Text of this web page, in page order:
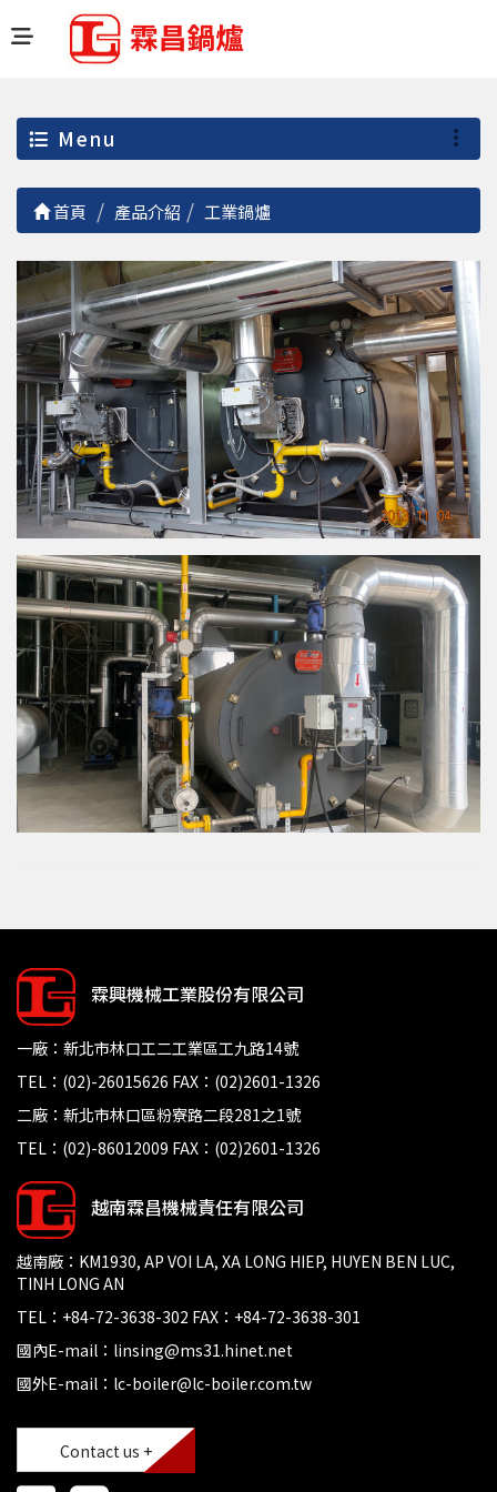
Menu
首頁 產品介紹 工業鍋爐
霖興機械工業股份有限公司
一廠：新北市林口工二工業區工九路14號
TEL：(02)-26015626 FAX：(02)2601-1326
二廠：新北市林口區粉寮路二段281之1號
TEL：(02)-86012009 FAX：(02)2601-1326
越南霖昌機械責任有限公司
越南廠：KM1930, AP VOI LA, XA LONG HIEP, HUYEN BEN LUC,
TINH LONG AN
TEL：+84-72-3638-302 FAX：+84-72-3638-301
國內E-mail：linsing@ms31.hinet.net
國外E-mail：lc-boiler@lc-boiler.com.tw
Contact us +